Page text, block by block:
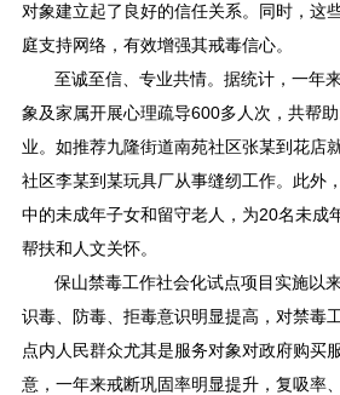
对象建立起了良好的信任关系。同时，这
庭支持网络，有效增强其戒毒信心。
至诚至信、专业共情。据统计，一年
象及家属开展心理疏导600多人次，共帮
业。如推荐九隆街道南苑社区张某到花店
社区李某到某玩具厂从事缝纫工作。此外
中的未成年子女和留守老人，为20名未成
帮扶和人文关怀。
保山禁毒工作社会化试点项目实施以
识毒、防毒、拒毒意识明显提高，对禁毒
点内人民群众尤其是服务对象对政府购买
意，一年来戒断巩固率明显提升，复吸率